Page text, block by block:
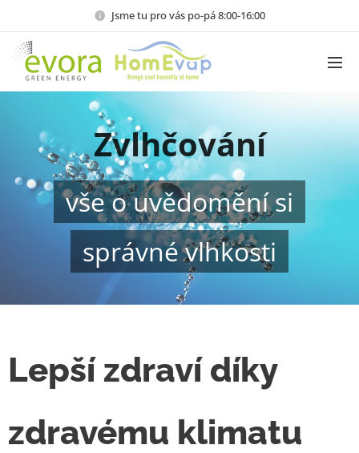
Jsme tu pro vás po-pá 8:00-16:00
Zvlhčování
vše o uvědomění si
správné vlhkosti
Lepší zdraví díky
zdravému klimatu